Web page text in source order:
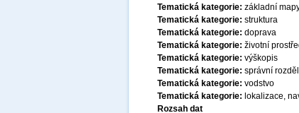
Tematická kategorie: základní
Tematická kategorie: struktura
Tematická kategorie: doprava
Tematická kategorie: životní
Tematická kategorie: výškopis
Tematická kategorie: správní
Tematická kategorie: vodstvo
Tematická kategorie: lokalizace,
Rozsah dat